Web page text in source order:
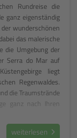
Rundreise die
ganz eigenständig
wunderschönen
das malerische
die Umgebung der
Serra do Mar auf
liegt
Regenwaldes.
die Traumstrände
ganz nach Ihren
weiterlesen